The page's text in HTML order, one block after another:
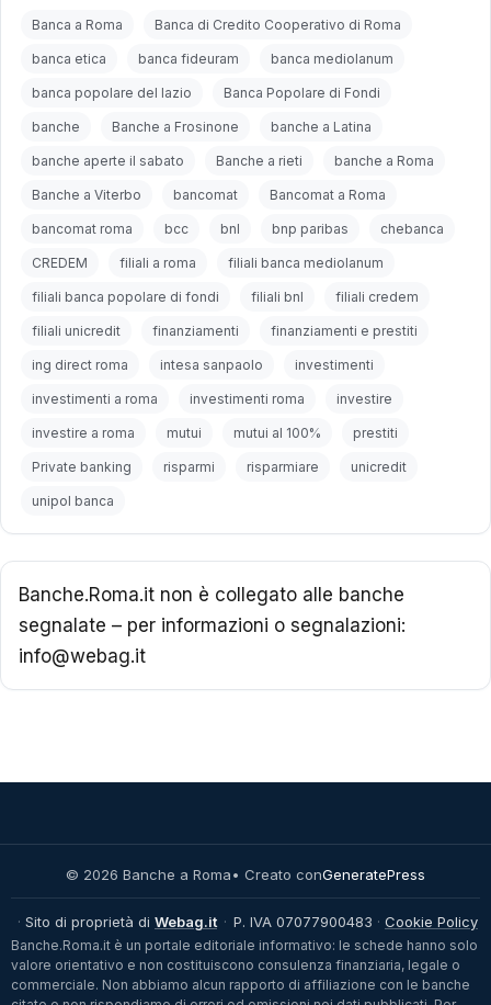
Banca a Roma Banca di Credito Cooperativo di Roma
banca etica banca fideuram banca mediolanum
banca popolare del lazio Banca Popolare di Fondi
banche Banche a Frosinone banche a Latina
banche aperte il sabato Banche a rieti banche a Roma
Banche a Viterbo bancomat Bancomat a Roma
bancomat roma bcc bnl bnp paribas chebanca
CREDEM filiali a roma filiali banca mediolanum
filiali banca popolare di fondi filiali bnl filiali credem
filiali unicredit finanziamenti finanziamenti e prestiti
ing direct roma intesa sanpaolo investimenti
investimenti a roma investimenti roma investire
investire a roma mutui mutui al 100% prestiti
Private banking risparmi risparmiare unicredit
unipol banca
Banche.Roma.it non è collegato alle banche
segnalate – per informazioni o segnalazioni:
info@webag.it
© 2026 Banche a Roma• Creato conGeneratePress
· Sito di proprietà di Webag.it · P. IVA 07077900483 · Cookie Policy
Banche.Roma.it è un portale editoriale informativo: le schede hanno solo
valore orientativo e non costituiscono consulenza finanziaria, legale o
commerciale. Non abbiamo alcun rapporto di affiliazione con le banche